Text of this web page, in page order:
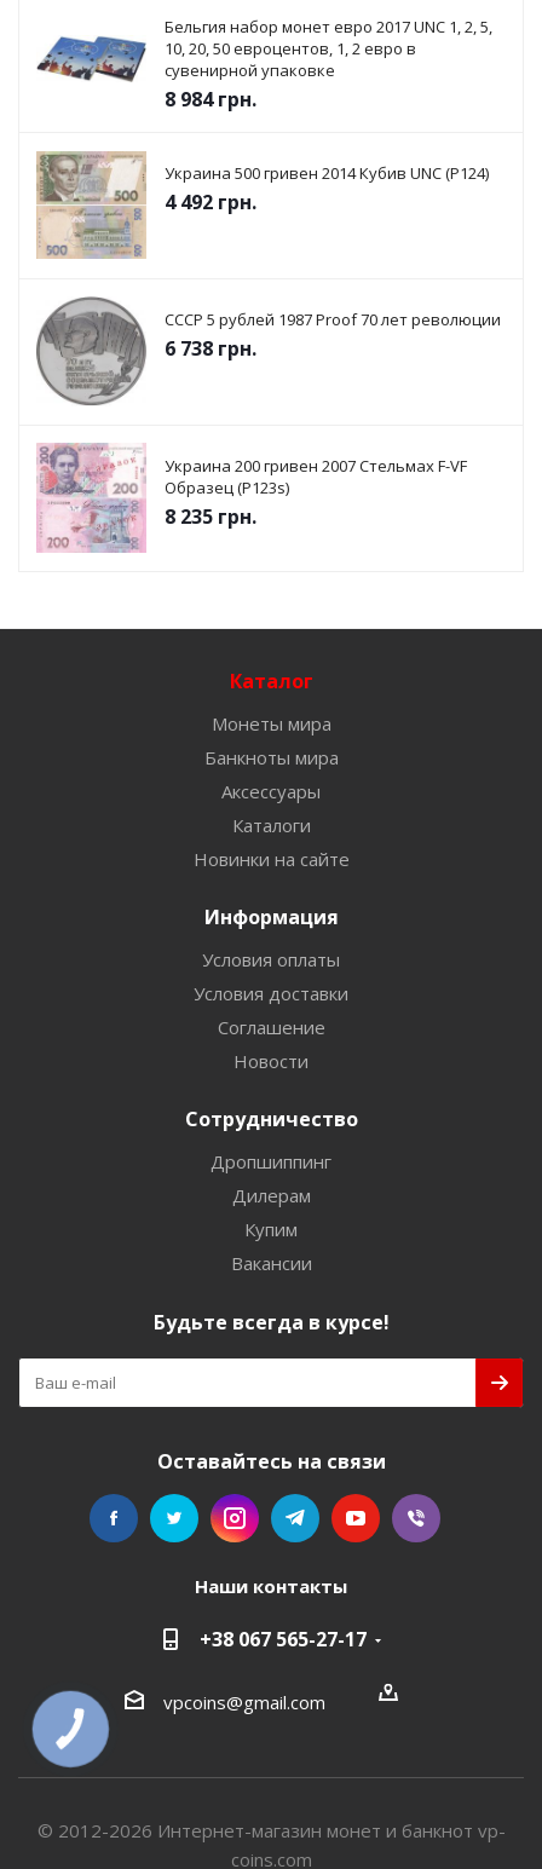
Бельгия набор монет евро 2017 UNC 1, 2, 5,
10, 20, 50 евроцентов, 1, 2 евро в
сувенирной упаковке
8 984грн.
Украина 500 гривен 2014 Кубив UNC (P124)
4 492 грн.
СССР 5 рублей 1987 Proof 70 лет революции
6 738 грн.
Украина 200 гривен 2007 Стельмах F-VF
Образец (P123s)
8 235 грн.
Каталог
Монеты мира
Банкноты мира
Аксессуары
Каталоги
Новинки на сайте
Информация
Условия оплаты
Условия доставки
Соглашение
Новости
Сотрудничество
Дропшиппинг
Дилерам
Купим
Вакансии
Будьте всегда в курсе!
Оставайтесь на связи
Наши контакты
+38 067 565-27-17
vpcoins@gmail.com
© 2012-2026 Интернет-магазин монет и банкнот vp-
coins.com
КНОПКА
СВЯЗИ